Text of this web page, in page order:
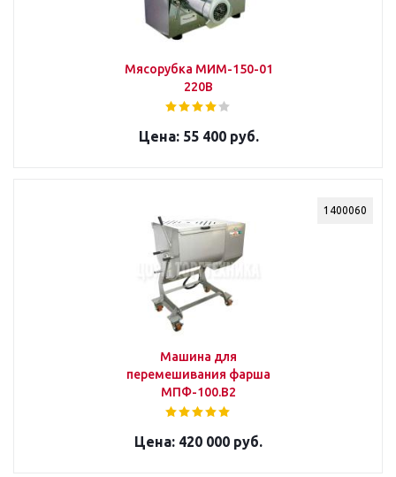
Мясорубка МИМ-150-01
220В
55 400 руб.
1400060
Машина для
перемешивания фарша
МПФ-100.В2
420 000 руб.